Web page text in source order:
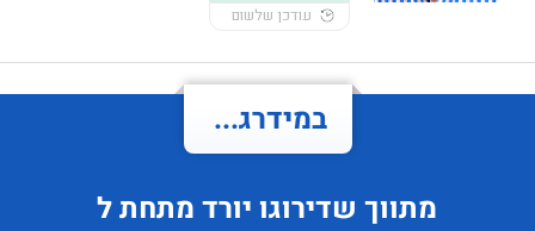
עודכן שלשום
במידרג...
מתווך שדירוגו יורד מתחת ל